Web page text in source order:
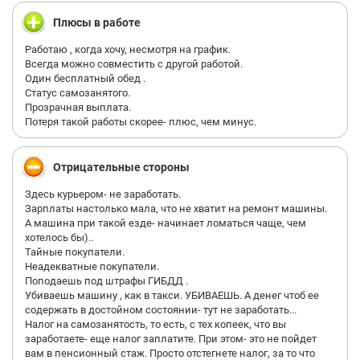
меня тряслись руки.
Это волнение и неопытность сыграли со мной злую шутку.
Если честно, я даже не помню, как все сделала на
аттестации.
Через неделю, может чуть больше я обучилась всему, начала
вникать в работу, влилась в коллектив.
Но, в это же время пришли результаты аттестации по которым
Алексей Владимирович (начальство)
Решил уволить сотрудников, в том числе и бывших стажеров.
Многие сами ушли, остались реально те, кто хотел работать и
прикладывал огромные усилия.
Я переступала через свои "не хочу" и "не могу" как только
могла.
И знаете что?
Меня уволили.
А все потому что я не прошла аттестацию на начальном этапе.
После увольнения стажеров первой волны (которые уже
включились в работу)
Плюсы в работе
Работаю , когда хочу, несмотря на график.
Всегда можно совместить с другой работой.
Один бесплатный обед .
Статус самозанятого.
Прозрачная выплата.
Потеря такой работы скорее- плюс, чем минус.
Отрицательные стороны
Здесь курьером- не заработать.
Зарплаты настолько мала, что не хватит на ремонт машины.
А машина при такой езде- начинает ломаться чаще, чем
хотелось бы)..
Тайные покупатели.
Неадекватные покупатели.
Поподаешь под штрафы ГИБДД .
Убиваешь машину , как в такси. УБИВАЕШЬ. А денег чтоб ее
содержать в достойном состоянии- тут не заработать...
Налог на самозанятость, то есть, с тех копеек, что вы
заработаете- еще налог заплатите. При этом- это не пойдет
вам в пенсионный стаж. Просто отстегнете налог, за то что